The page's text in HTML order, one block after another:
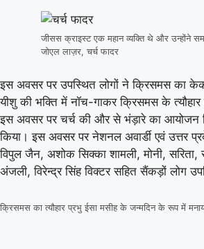
जीसस क्राइस्ट एक महान व्यक्ति थे और उन्होंने
जोएल लाज़र, चर्च फादर
इस अवसर पर उपस्थित लोगों ने क्रिसमस का
यीशु की भक्ति में नॉच-गाकर क्रिसमस के
इस अवसर पर चर्च की और से भंड़ारे का आयोजन
किया। इस अवसर पर नेशनल अवार्डी एवं उत्तर
विपुल जैन, अशोक सिक्का शामली, मोनी,
अंजली, विरेन्द्र सिंह विक्टर सहित सैंकड़ों लोग
क्रिसमस का त्यौहार प्रभु ईसा मसीह के जन्मदिन के रूप में
Birmingham Phoenix need
Birmingham Phoenix
« Full
Get this Widget